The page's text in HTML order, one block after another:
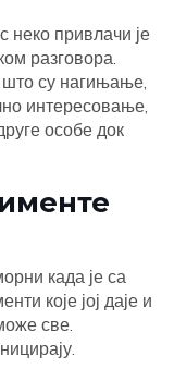
неко привлачи је
разговора.
су нагињање,
интересовање,
особе док
када је са
које јој даје и
све.